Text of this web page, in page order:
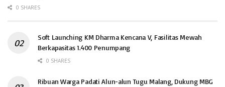
0 SHARES
Soft Launching KM Dharma Kencana V, Fasilitas Mewah
Berkapasitas 1.400 Penumpang
0 SHARES
Ribuan Warga Padati Alun-alun Tugu Malang, Dukung MBG